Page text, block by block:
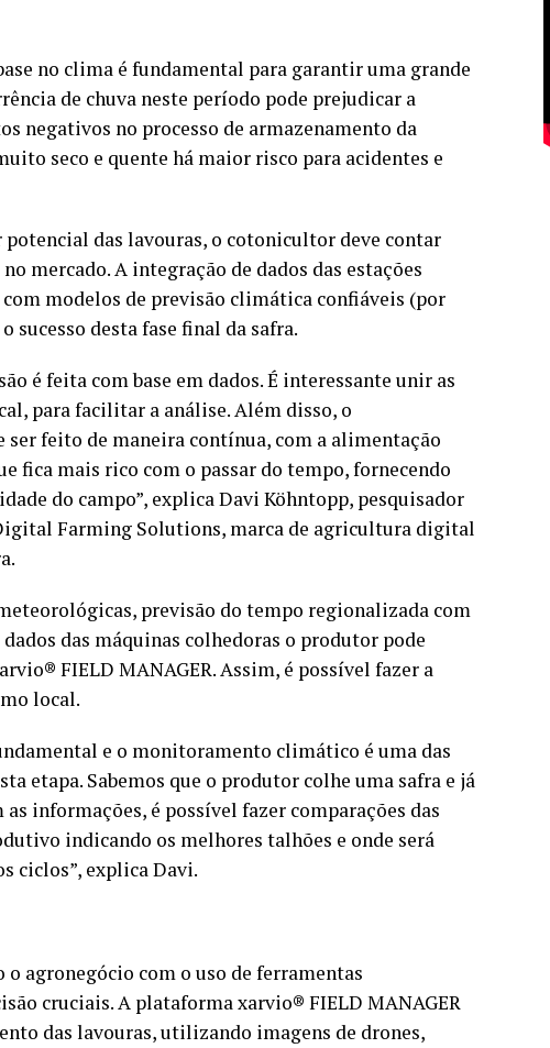
no clima é fundamental para garantir uma grande
de chuva neste período pode prejudicar a
negativos no processo de armazenamento da
seco e quente há maior risco para acidentes e
das lavouras, o cotonicultor deve contar
mercado. A integração de dados das estações
modelos de previsão climática confiáveis (por
sucesso desta fase final da safra.
é feita com base em dados. É interessante unir as
para facilitar a análise. Além disso, o
feito de maneira contínua, com a alimentação
fica mais rico com o passar do tempo, fornecendo
do campo”, explica Davi Köhntopp, pesquisador
Farming Solutions, marca de agricultura digital
previsão do tempo regionalizada com
das máquinas colhedoras o produtor pode
FIELD MANAGER. Assim, é possível fazer a
local.
e o monitoramento climático é uma das
etapa. Sabemos que o produtor colhe uma safra e já
informações, é possível fazer comparações das
indicando os melhores talhões e onde será
ciclos”, explica Davi.
agronegócio com o uso de ferramentas
cruciais. A plataforma xarvio® FIELD MANAGER
das lavouras, utilizando imagens de drones,